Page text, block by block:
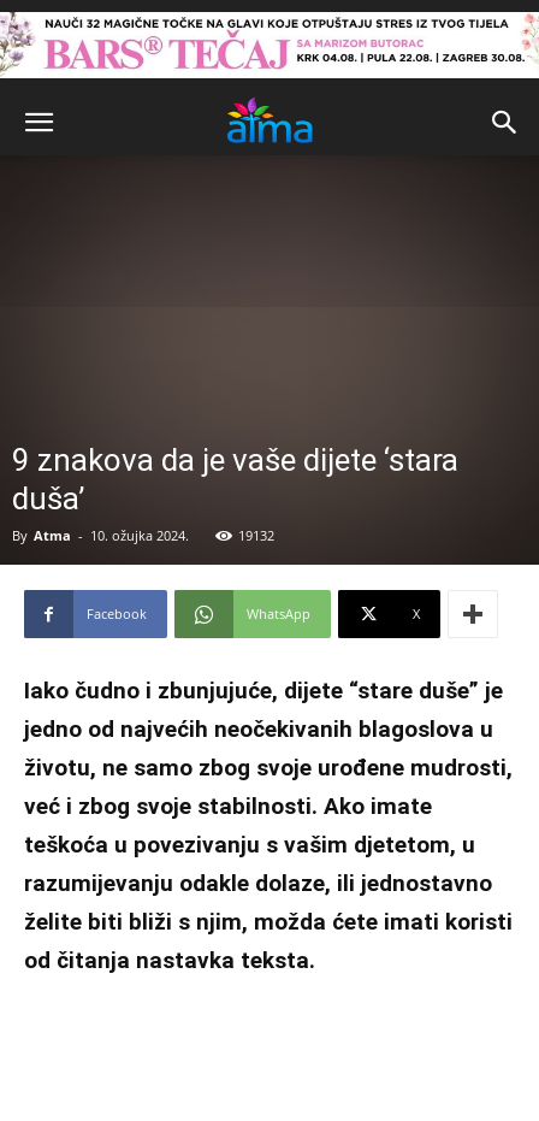
9 znakova da je vaše dijete ‘stara
duša’
By Atma - 10. ožujka 2024. 19132
Facebook WhatsApp X
Iako čudno i zbunjujuće, dijete “stare duše” je
jedno od najvećih neočekivanih blagoslova u
životu, ne samo zbog svoje urođene mudrosti,
već i zbog svoje stabilnosti. Ako imate
teškoća u povezivanju s vašim djetetom, u
razumijevanju odakle dolaze, ili jednostavno
želite biti bliži s njim, možda ćete imati koristi
od čitanja nastavka teksta.